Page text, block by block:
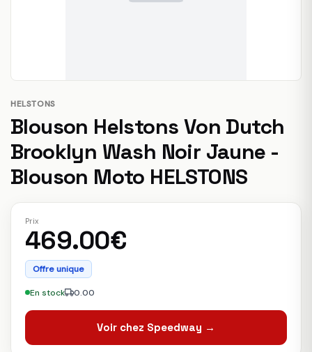
HELSTONS
Blouson Helstons Von Dutch
Brooklyn Wash Noir Jaune -
Blouson Moto HELSTONS
Prix
469.00€
Offre unique
En stock 0.00
Voir chez Speedway →